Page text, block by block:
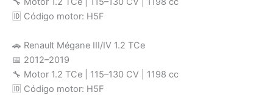
🆔 Código motor: H5F
🚗 Renault Mégane III/IV 1.2 TCe
📅 2012–2019
🔧 Motor 1.2 TCe | 115–130 CV | 1198 cc
🆔 Código motor: H5F